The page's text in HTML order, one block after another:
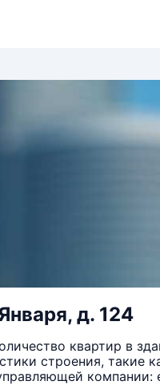
д. 124
квартир в
строения, такие
компании: